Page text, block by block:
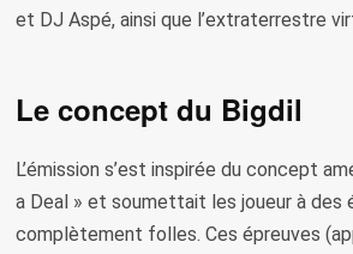
et DJ Aspé, ainsi que l’extraterrestre
Le concept du Bigdil
L’émission s’est inspirée du concept
a Deal » et soumettait les joueur à des
complètement folles. Ces épreuves